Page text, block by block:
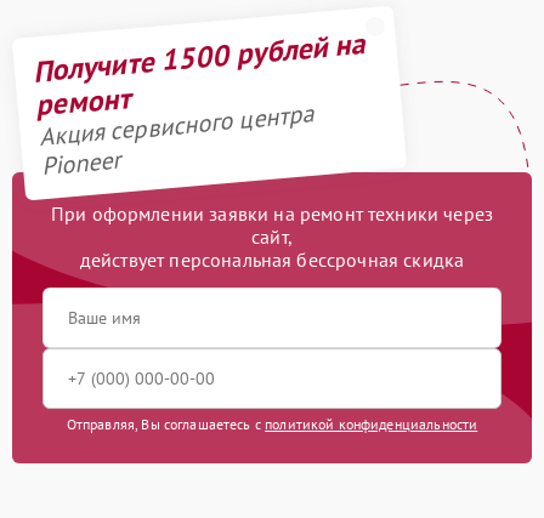
Получите 1500 рублей на
ремонт
Акция сервисного центра
Pioneer
При оформлении заявки на ремонт техники через
сайт,
действует персональная бессрочная скидка
Отправляя, Вы соглашаетесь с политикой конфиденциальности